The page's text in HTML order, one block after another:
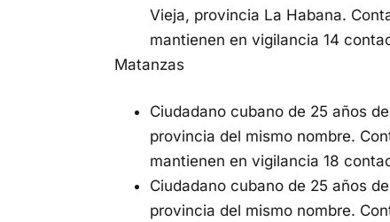
Vieja, provincia La Habana.
mantienen en vigilancia 14
Matanzas
Ciudadano cubano de 25 años
provincia del mismo nombre.
mantienen en vigilancia 18
Ciudadano cubano de 25 años
provincia del mismo nombre.